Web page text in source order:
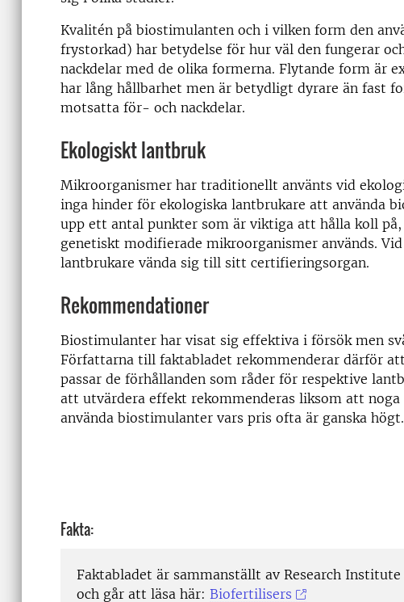
Kvalitén på biostimulanten och i vilken form den
frystorkad) har betydelse för hur väl den fungerar
nackdelar med de olika formerna. Flytande form är
har lång hållbarhet men är betydligt dyrare än fast
motsatta för- och nackdelar.
Ekologiskt lantbruk
Mikroorganismer har traditionellt använts vid
inga hinder för ekologiska lantbrukare att använda
upp ett antal punkter som är viktiga att hålla koll
genetiskt modifierade mikroorganismer används.
lantbrukare vända sig till sitt certifieringsorgan.
Rekommendationer
Biostimulanter har visat sig effektiva i försök men
Författarna till faktabladet rekommenderar därför
passar de förhållanden som råder för respektive
att utvärdera effekt rekommenderas liksom att
använda biostimulanter vars pris ofta är ganska högt.
Fakta:
Faktabladet är sammanställt av Research
och går att läsa här: Biofertilisers